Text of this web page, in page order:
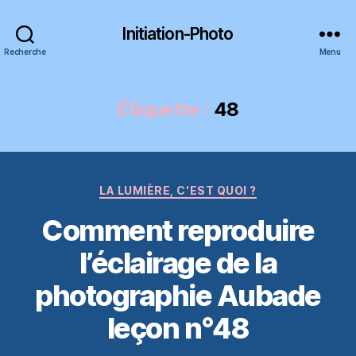
Recherche
Initiation-Photo
Menu
Étiquette : 48
Catégories
LA LUMIÈRE, C'EST QUOI ?
Comment reproduire
l’éclairage de la
photographie Aubade
leçon n°48